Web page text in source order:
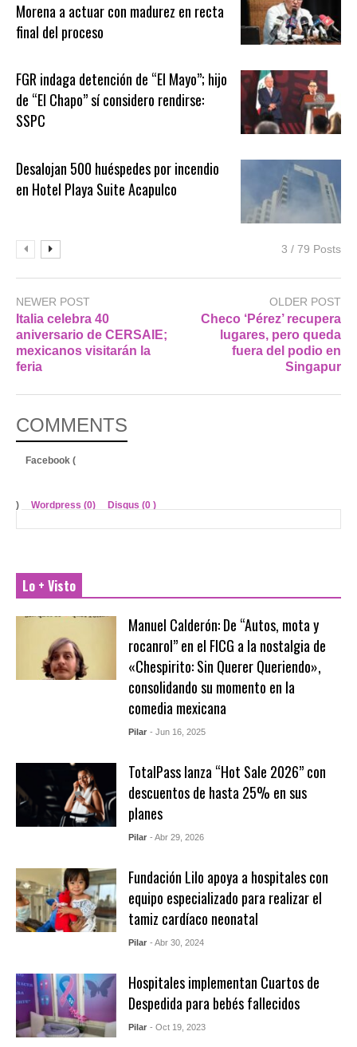
Morena a actuar con madurez en recta
final del proceso
FGR indaga detención de “El Mayo”; hijo
de “El Chapo” sí considero rendirse:
SSPC
Desalojan 500 huéspedes por incendio
en Hotel Playa Suite Acapulco
3 / 79 Posts
NEWER POST
Italia celebra 40
aniversario de CERSAIE;
mexicanos visitarán la
feria
OLDER POST
Checo ‘Pérez’ recupera
lugares, pero queda
fuera del podio en
Singapur
COMMENTS
Facebook (
) Wordpress (0) Disqus (0 )
Lo + Visto
Manuel Calderón: De “Autos, mota y
rocanrol” en el FICG a la nostalgia de
«Chespirito: Sin Querer Queriendo»,
consolidando su momento en la
comedia mexicana
Pilar - Jun 16, 2025
TotalPass lanza “Hot Sale 2026” con
descuentos de hasta 25% en sus
planes
Pilar - Abr 29, 2026
Fundación Lilo apoya a hospitales con
equipo especializado para realizar el
tamiz cardíaco neonatal
Pilar - Abr 30, 2024
Hospitales implementan Cuartos de
Despedida para bebés fallecidos
Pilar - Oct 19, 2023